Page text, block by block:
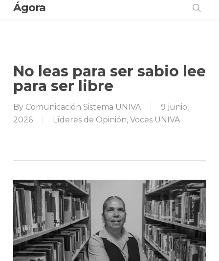
Ágora
No leas para ser sabio lee
para ser libre
By Comunicación Sistema UNIVA
9 junio,
2026
Líderes de Opinión, Voces UNIVA